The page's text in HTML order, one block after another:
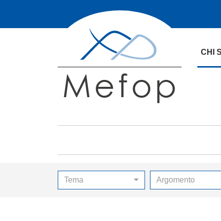
CHI
Tema Argomento